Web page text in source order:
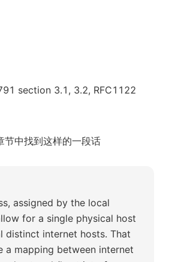
section 3.1, 3.2, RFC1122
中找到这样的一段话
assigned by the local
for a single physical host
distinct internet hosts. That
a mapping between internet